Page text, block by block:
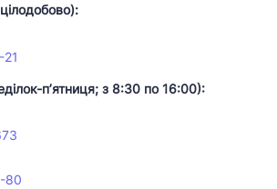
пʼятниця; з 8:30 по 16:00):
80